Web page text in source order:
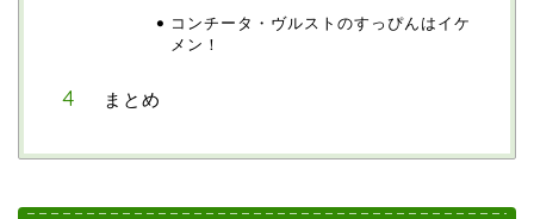
コンチータ・ヴルストのすっぴんはイケ
メン！
まとめ